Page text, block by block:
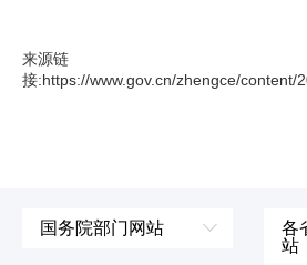
来源链
接:https://www.gov.cn/zhengce/content/
国务院部门网站
各
站